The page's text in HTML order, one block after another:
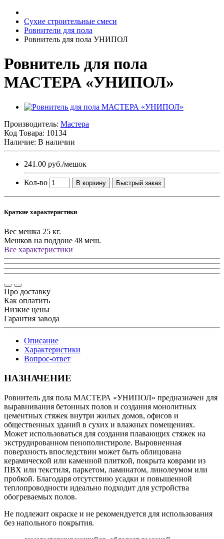
Сухие строительные смеси
Ровнители для пола
Ровнитель для пола УНИПОЛ
Ровнитель для пола
МАСТЕРА «УНИПОЛ»
Производитель: Мастера
Код Товара: 10134
Наличие: В наличии
241.00 руб./мешок
Кол-во В корзину Быстрый заказ
Краткие характеристики
Вес мешка 25 кг.
Мешков на поддоне 48 меш.
Все характеристики
Про доставку
Как оплатить
Низкие цены
Гарантия завода
Описание
Характеристики
Вопрос-ответ
НАЗНАЧЕНИЕ
Ровнитель для пола МАСТЕРА «УНИПОЛ» предназначен для
выравнивания бетонных полов и создания монолитных
цементных стяжек внутри жилых домов, офисов и
общественных зданий в сухих и влажных помещениях.
Может использоваться для создания плавающих стяжек на
экструдированном пенополистироле. Выровненная
поверхность впоследствии может быть облицована
керамической или каменной плиткой, покрыта коврами из
ПВХ или текстиля, паркетом, ламинатом, линолеумом или
пробкой. Благодаря отсутствию усадки и повышенной
теплопроводности идеально подходит для устройства
обогреваемых полов.
Не подлежит окраске и не рекомендуется для использования
без напольного покрытия.